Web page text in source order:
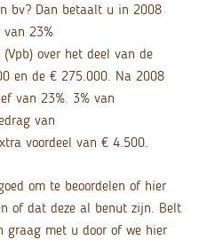
bv? Dan betaalt u in 2008
23%
over het deel van de
en de € 275.000. Na 2008
van 23%. 3% van
van
voordeel van € 4.500.
om te beoordelen of hier
of dat deze al benut zijn. Belt
graag met u door of we hier